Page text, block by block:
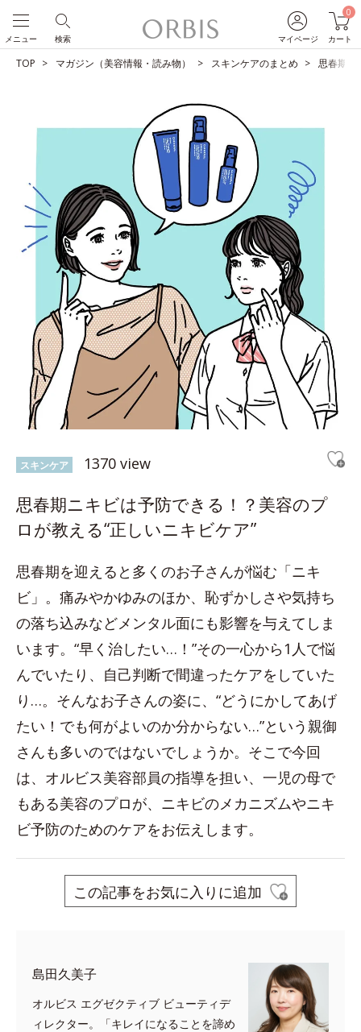
マイページ
0
カート
検索
メニュー
TOP マガジン（美容情報・読み物） スキンケアのまとめ 思春期ニ
スキンケア 1370 view
思春期ニキビは予防できる！？美容のプ
ロが教える“正しいニキビケア”
思春期を迎えると多くのお子さんが悩む「ニキ
ビ」。痛みやかゆみのほか、恥ずかしさや気持ち
の落ち込みなどメンタル面にも影響を与えてしま
います。“早く治したい…！”その一心から1人で悩
んでいたり、自己判断で間違ったケアをしていた
り…。そんなお子さんの姿に、“どうにかしてあげ
たい！でも何がよいのか分からない…”という親御
さんも多いのではないでしょうか。そこで今回
は、オルビス美容部員の指導を担い、一児の母で
もある美容のプロが、ニキビのメカニズムやニキ
ビ予防のためのケアをお伝えします。
この記事をお気に入りに追加
島田久美子
オルビス エグゼクティブ ビューティデ
ィレクター。「キレイになることを諦め